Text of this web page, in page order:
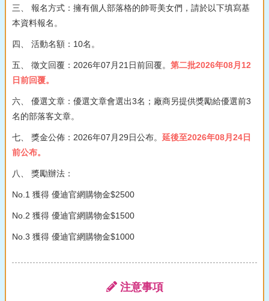
三、 報名方式：擁有個人部落格的帥哥美女們，請於以下填寫基
本資料報名。
四、 活動名額：10名。
五、 徵文回覆：2026年07月21日前回覆。 第二批2026年08月12
日前回覆。
六、 優選文章：優選文章會選出3名；廠商另提供獎勵給優選前3
名的部落客文章。
七、 獎金公佈：2026年07月29日公布。 延後至2026年08月24日
前公布。
八、 獎勵辦法：
No.1 獲得 優迪官網購物金$2500
No.2 獲得 優迪官網購物金$1500
No.3 獲得 優迪官網購物金$1000
注意事項